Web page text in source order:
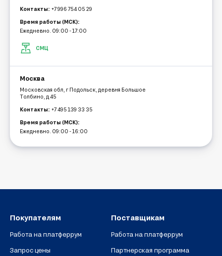
Контакты: +7 996 754 05 29
Время работы (МСК):
Ежедневно. 09:00 - 17:00
СМЦ
Москва
Московская обл, г Подольск, деревня Большое
Толбино, д 45
Контакты: +7 495 139 33 35
Время работы (МСК):
Ежедневно. 09:00 - 16:00
Покупателям
Работа на платферрум
Запрос цены
Поставщикам
Работа на платферрум
Партнерская программа